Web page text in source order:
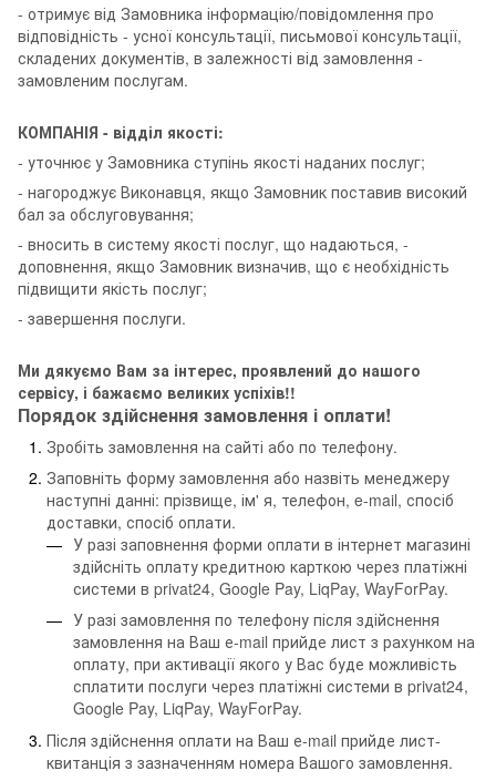
- отримує від Замовника інформацію/повідомлення про
відповідність - усної консультації, письмової консультації,
складених документів, в залежності від замовлення -
замовленим послугам.
КОМПАНІЯ - відділ якості:
- уточнює у Замовника ступінь якості наданих послуг;
- нагороджує Виконавця, якщо Замовник поставив високий
бал за обслуговування;
- вносить в систему якості послуг, що надаються, -
доповнення, якщо Замовник визначив, що є необхідність
підвищити якість послуг;
- завершення послуги.
Ми дякуємо Вам за інтерес, проявлений до нашого
сервісу, і бажаємо великих успіхів!!
Порядок здійснення замовлення і оплати!
Зробіть замовлення на сайті або по телефону.
Заповніть форму замовлення або назвіть менеджеру
наступні данні: прізвище, ім' я, телефон, e-mail, спосіб
доставки, спосіб оплати.
У разі заповнення форми оплати в інтернет магазині
здійсніть оплату кредитною карткою через платіжні
системи в privat24, Google Pay, LiqPay, WayForPay.
У разі замовлення по телефону після здійснення
замовлення на Ваш е-mail прийде лист з рахунком на
оплату, при активації якого у Вас буде можливість
сплатити послуги через платіжні системи в privat24,
Google Pay, LiqPay, WayForPay.
Після здійснення оплати на Ваш е-mail прийде лист-
квитанція з зазначенням номера Вашого замовлення.